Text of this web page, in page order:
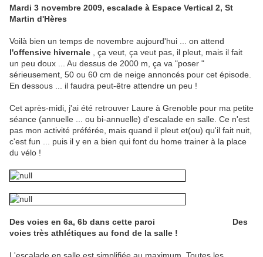
Mardi 3 novembre 2009, escalade à Espace Vertical 2, St
Martin d'Hères
Voilà bien un temps de novembre aujourd'hui ... on attend
l'offensive hivernale , ça veut, ça veut pas, il pleut, mais il fait
un peu doux ... Au dessus de 2000 m, ça va "poser "
sérieusement, 50 ou 60 cm de neige annoncés pour cet épisode.
En dessous ... il faudra peut-être attendre un peu !
Cet après-midi, j'ai été retrouver Laure à Grenoble pour ma petite
séance (annuelle ... ou bi-annuelle) d'escalade en salle. Ce n'est
pas mon activité préférée, mais quand il pleut et(ou) qu'il fait nuit,
c'est fun ... puis il y en a bien qui font du home trainer à la place
du vélo !
Des voies en 6a, 6b dans cette paroi Des
voies très athlétiques au fond de la salle !